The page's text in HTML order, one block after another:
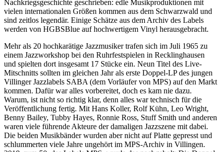
Nachkriegsgeschichte geschrieben: edle Musikproduktionen mit
vielen internationalen Größen kommen aus dem Schwarzwald und
sind zeitlos legendär. Einige Schätze aus dem Archiv des Labels
werden von HGBSBlue auf hochwertigem Vinyl herausgebracht.
Mehr als 20 hochkarätige Jazzmusiker trafen sich im Juli 1965 zu
einem Jazzworkshop bei den Ruhrfestspielen in Recklinghausen
und spielten dort insgesamt 17 Stücke ein. Neun Titel des Live-
Mitschnitts sollten im gleichen Jahr als erste Doppel-LP des jungen
Villinger Jazzlabels SABA (dem Vorläufer von MPS) auf den Markt
kommen. Dafür war alles vorbereitet, doch es kam nie dazu.
Warum, ist nicht so richtig klar, denn alles war technisch für die
Veröffentlichung fertig. Mit Hans Koller, Rolf Kühn, Leo Wright,
Benny Bailey, Tubby Hayes, Ronnie Ross, Stuff Smith und anderen
waren viele führende Akteure der damaligen Jazzszene mit dabei.
Die beiden Musikbänder wurden aber nicht auf Platte gepresst und
schlummerten viele Jahre ungehört im MPS-Archiv in Villingen.